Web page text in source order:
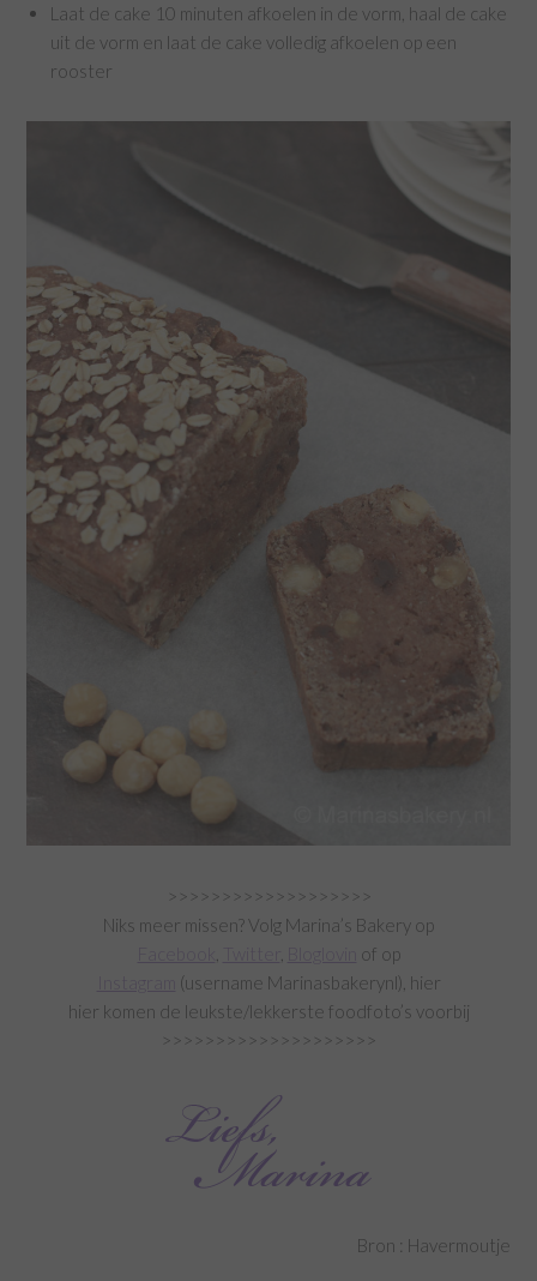
Laat de cake 10 minuten afkoelen in de vorm, haal de cake
uit de vorm en laat de cake volledig afkoelen op een
rooster
>>>>>>>>>>>>>>>>>>>
Niks meer missen? Volg Marina’s Bakery op
Bloglovin
of op
Instagram
(username Marinasbakerynl), hier
hier komen de leukste/lekkerste foodfoto’s voorbij
>>>>>>>>>>>>>>>>>>>>
Bron : Havermoutje